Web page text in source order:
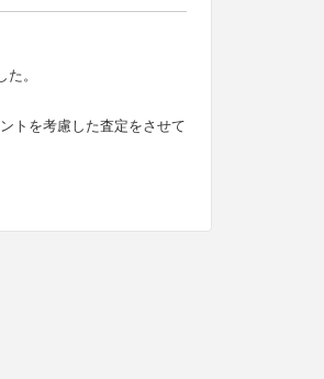
。
トを考慮した査定をさせて